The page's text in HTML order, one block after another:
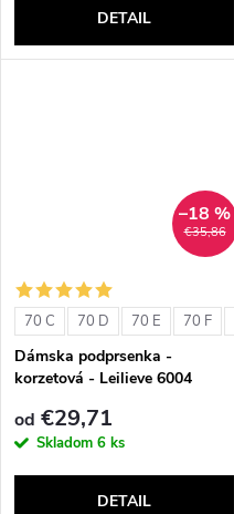
DETAIL
€35,86
–18 %
70 C 70 D 70 E 70 F
Dámska podprsenka -
korzetová - Leilieve 6004
od €29,71
Skladom 6 ks
DETAIL